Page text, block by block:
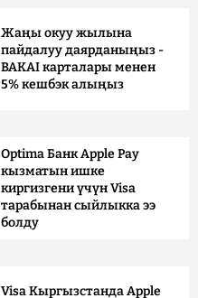
Жаңы окуу жылына
пайдалуу даярданыңыз -
BAKAI карталары менен
5% кешбэк алыңыз
Optima Банк Apple Pay
кызматын ишке
киргизгени үчүн Visa
тарабынан сыйлыкка ээ
болду
Visa Кыргызстанда Apple